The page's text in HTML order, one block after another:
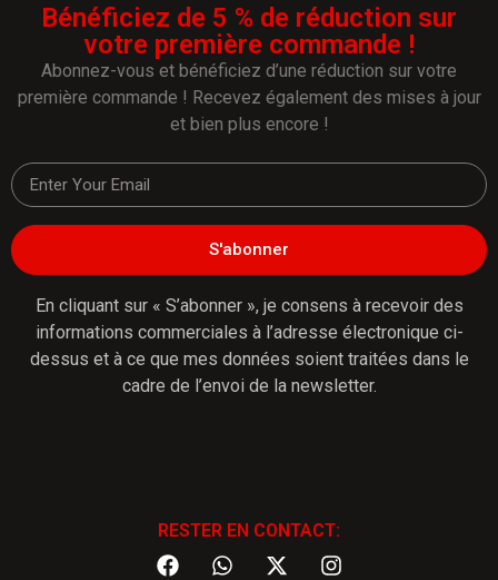
Bénéficiez de 5 % de réduction sur
votre première commande !
Abonnez-vous et bénéficiez d’une réduction sur votre
première commande ! Recevez également des mises à jour
et bien plus encore !
S'abonner
En cliquant sur « S’abonner », je consens à recevoir des
informations commerciales à l’adresse électronique ci-
dessus et à ce que mes données soient traitées dans le
cadre de l’envoi de la newsletter.
RESTER EN CONTACT: